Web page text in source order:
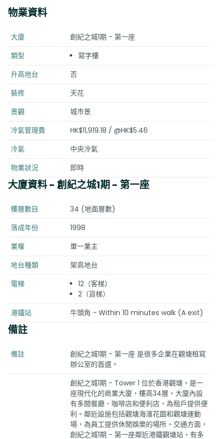
物業資料
大廈
創紀之城1期 - 第一座
類型
寫字樓
升高地台
否
裝修
天花
景觀
城市景
冷氣管理費
HK$11,919.18 / @HK$5.46
冷氣
中央冷氣
物業狀況
即時
大廈資料- 創紀之城1期 - 第一座
樓層數目
34 (地面層數)
落成年份
1998
業權
單一業主
地台種類
架高地台
電梯
12（客梯）
2（貨梯）
港鐵站
牛頭角 - Within 10 minutes walk (A exit)
備註
備註
創紀之城1期 - 第一座 是很多企業在觀塘租寫
辦公室的首選。
創紀之城1期 - Tower 1 位於香港觀塘，是一
座現代化的商業大廈，樓高34層。大廈內設
有多間餐廳、咖啡店和便利店，為租戶提供便
利。鄰近設施包括觀塘海濱花園和觀塘運動
場，為員工提供休閒娛樂的場所。交通方面，
創紀之城1期 - 第一座鄰近港鐵觀塘站，有多